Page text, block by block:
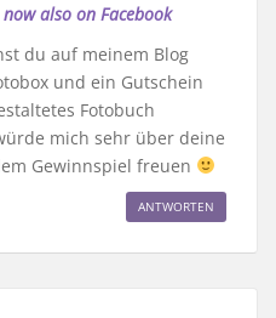
also on Facebook
du auf meinem Blog
und ein Gutschein
Fotobuch
mich sehr über deine
Gewinnspiel freuen
ANTWORTEN